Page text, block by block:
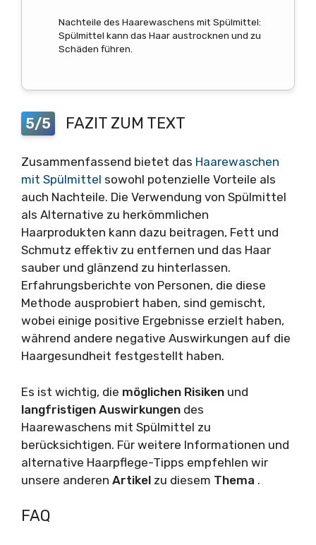
Nachteile des Haarewaschens mit Spülmittel:
Spülmittel kann das Haar austrocknen und zu
Schäden führen.
5/5 FAZIT ZUM TEXT
Zusammenfassend bietet das Haarewaschen
mit Spülmittel sowohl potenzielle Vorteile als
auch Nachteile. Die Verwendung von Spülmittel
als Alternative zu herkömmlichen
Haarprodukten kann dazu beitragen, Fett und
Schmutz effektiv zu entfernen und das Haar
sauber und glänzend zu hinterlassen.
Erfahrungsberichte von Personen, die diese
Methode ausprobiert haben, sind gemischt,
wobei einige positive Ergebnisse erzielt haben,
während andere negative Auswirkungen auf die
Haargesundheit festgestellt haben.
Es ist wichtig, die möglichen Risiken und
langfristigen Auswirkungen des
Haarewaschens mit Spülmittel zu
berücksichtigen. Für weitere Informationen und
alternative Haarpflege-Tipps empfehlen wir
unsere anderen Artikel zu diesem Thema .
FAQ